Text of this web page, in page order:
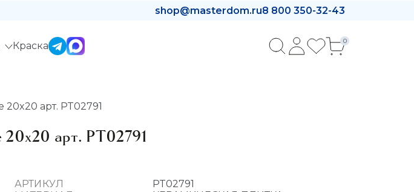
shop@masterdom.ru8 800 350-32-43
Краска 0
арт. PT02791
арт. PT02791
АРТИКУЛ
PT02791